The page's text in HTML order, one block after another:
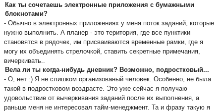
Как ты сочетаешь электронные приложения с бумажными
блокнотами?
- Обычно в электронных приложениях у меня поток заданий, которые
нужно выполнить. А планер - это територия, где все пунктики
становятся в рядочек, им присваиваются временные рамки, где я
могу их объединять стрелочкой, ставить секретные примечания,
вичеркивать..
Вела ли ты когда-нибудь дневник? Возможно, подростковый...
- О, нет :) Я не слишком организованый человек. Особенно, не была
такой в подростковом воздрасте. Это уже сейчас я получаю
удовольствие от вычеркивания заданий после их выполнения, а
раньше меня не интересовал тайм-менеджмент. Та и фразу такую я